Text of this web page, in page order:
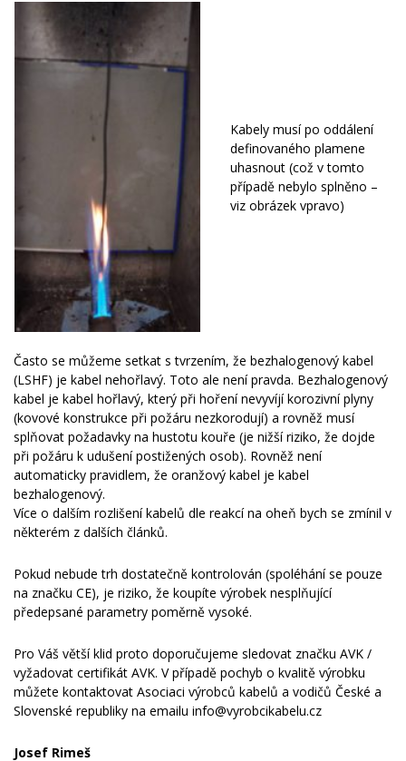
Kabely musí po oddálení
definovaného plamene
uhasnout (což v tomto
případě nebylo splněno –
viz obrázek vpravo)
Často se můžeme setkat s tvrzením, že bezhalogenový kabel
(LSHF) je kabel nehořlavý. Toto ale není pravda. Bezhalogenový
kabel je kabel hořlavý, který při hoření nevyvíjí korozivní plyny
(kovové konstrukce při požáru nezkorodují) a rovněž musí
splňovat požadavky na hustotu kouře (je nižší riziko, že dojde
při požáru k udušení postižených osob). Rovněž není
automaticky pravidlem, že oranžový kabel je kabel
bezhalogenový.
Více o dalším rozlišení kabelů dle reakcí na oheň bych se zmínil v
některém z dalších článků.
Pokud nebude trh dostatečně kontrolován (spoléhání se pouze
na značku CE), je riziko, že koupíte výrobek nesplňující
předepsané parametry poměrně vysoké.
Pro Váš větší klid proto doporučujeme sledovat značku AVK /
vyžadovat certifikát AVK. V případě pochyb o kvalitě výrobku
můžete kontaktovat Asociaci výrobců kabelů a vodičů České a
Slovenské republiky na emailu info@vyrobcikabelu.cz
Josef Rimeš